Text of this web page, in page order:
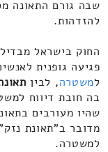
שבה גורם התאונה
להזדהות.
החוק בישראל
פגיעה גופנית
למשטרה, לבין
בה חובת דיווח
שהיו מעורבים
מדובר ב"תאונת
למשטרה.